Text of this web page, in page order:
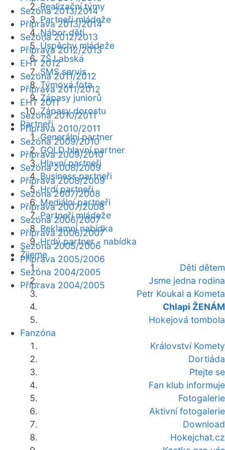
Realizační týmy
Partneři mládeže
Nábor dětí
Úspěchy mládeže
ZŠ Labská
SMS servis
Týmová fota
Zápasy juniorů
Zápasy dorostu
Partneři
Generální partner
GOLD hlavní partner
Hlavní partneři
Business partneři
Hrdí partneři
Mediální partneři
Partneři mládeže
Reklamní nabídka
Hrdý partner - nabídka
Žijeme
Děti dětem
Jsme jedna rodina
Petr Koukal a Kometa
Chlapi ŽENÁM
Hokejová tombola
Fanzóna
Království Komety
Dortiáda
Ptejte se
Fan klub informuje
Fotogalerie
Aktivní fotogalerie
Download
Hokejchat.cz
Sezóna 2013/2014
Příprava 2013/2014
Sezóna 2012/2013
Příprava 2012/2013
EHT 2012
Sezóna 2011/2012
Příprava 2011/2012
EHT 2011
Sezóna 2010/2011
Příprava 2010/2011
Sezóna 2009/2010
Příprava 2009/2010
Sezóna 2008/2009
Příprava 2008/2009
Sezóna 2007/2008
Příprava 2007/2008
Sezóna 2006/2007
Příprava 2006/2007
Sezóna 2005/2006
Příprava 2005/2006
Sezóna 2004/2005
Příprava 2004/2005